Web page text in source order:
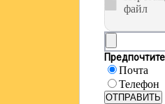
файл
Почта
Телефон
ОТПРАВИТЬ